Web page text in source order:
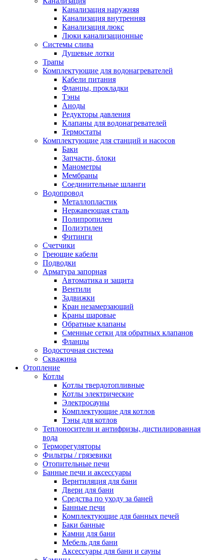
Сервис-центр
Адреса Сервис-центров
Условия возврата товара
Обмен и возврат товара
Канализация наружняя
Канализация внутренняя
Канализация люкс
Люки канализационные
Системы слива
Душевые лотки
Трапы
Комплектующие для водонагревателей
Кабели питания
Фланцы, прокладки
Тэны
Аноды
Редукторы давления
Клапаны для водонагревателей
Термостаты
Комплектующие для станций и насосов
Баки
Запчасти, блоки
Манометры
Мембраны
Соединительные шланги
Водопровод
Металлопластик
Нержавеющая сталь
Полипропилен
Полиэтилен
Фитинги
Счетчики
Греющие кабели
Подводки
Арматура запорная
Автоматика и защита
Вентили
Задвижки
Кран незамерзающий
Краны шаровые
Обратные клапаны
Сменные сетки для обратных клапанов
Фланцы
Водосточная система
Скважина
Отопление
Котлы
Котлы твердотопливные
Котлы электрические
Электросауны
Комплектующие для котлов
Тэны для котлов
Теплоносители и антифризы, дистилированная
вода
Терморегуляторы
Фильтры / грязевики
Отопительные печи
Банные печи и аксессуары
Вернтиляция для бани
Двери для бани
Средства по уходу за баней
Банные печи
Комплектующие для банных печей
Баки банные
Камни для бани
Мебель для бани
Аксессуары для бани и сауны